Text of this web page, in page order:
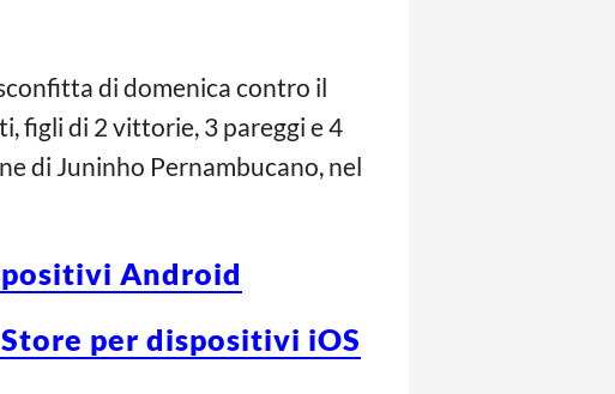
di domenica contro il
figli di 2 vittorie, 3 pareggi e 4
di Juninho Pernambucano, nel
Android
Store per dispositivi iOS